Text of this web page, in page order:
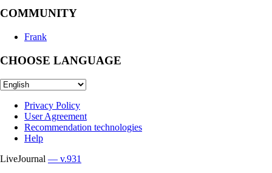
COMMUNITY
Frank
CHOOSE LANGUAGE
Privacy Policy
User Agreement
Recommendation technologies
Help
LiveJournal — v.931